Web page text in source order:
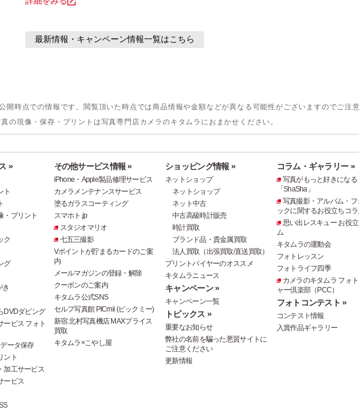
最新情報・キャンペーン情報一覧はこちら
開時点での情報です。閲覧頂いた時点では商品情報や金額などが異なる可能性がございますのでご注意
の現像・保存・プリントは写真専門店カメラのキタムラにおまかせください。
»
ト
・プリント
ク
グ
き
DVDダビング
ービス フォト
ータ保存
ント
加工サービス
ービス
その他サービス情報 »
iPhone・Apple製品修理サービス
カメラメンテナンスサービス
塗るガラスコーティング
スマホト.jp
スタジオマリオ
七五三撮影
Vポイントが貯まるカードのご案
内
メールマガジンの登録・解除
クーポンのご案内
キタムラ公式SNS
セルフ写真館 PICmii (ピックミー)
新宿 北村写真機店 MAXプライス
買取
キタムラ×こやし屋
ショッピング情報 »
ネットショップ
ネットショップ
ネット中古
中古高級時計販売
時計買取
ブランド品・貴金属買取
法人買取（出張買取/直送買取）
プリントバイヤーのオススメ
キタムラニュース
キャンペーン »
キャンペーン一覧
トピックス »
重要なお知らせ
弊社の名前を騙った悪質サイトに
ご注意ください
更新情報
コラム・ギャラリー »
写真がもっと好きになる
「ShaSha」
写真撮影・アルバム・フ
ックに関するお役立ちコラ
思い出レスキュー お役
ム
キタムラの運動会
フォトレッスン
フォトライフ四季
カメラのキタムラ フォ
ャー倶楽部（PCC）
フォトコンテスト »
コンテスト情報
入賞作品ギャラリー